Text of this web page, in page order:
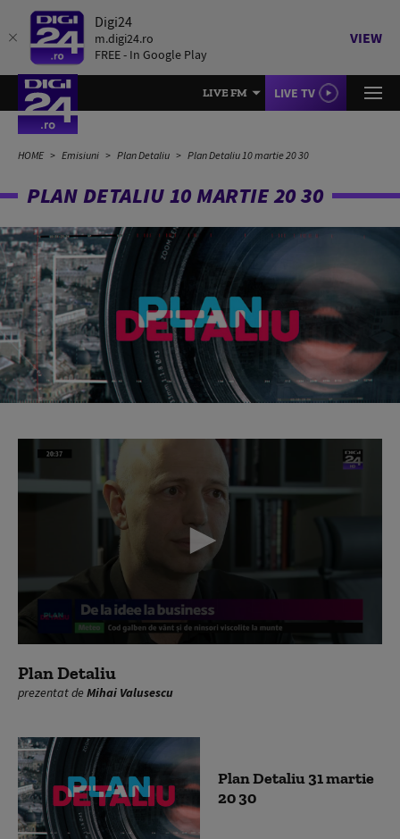
Digi24
m.digi24.ro
FREE - In Google Play
VIEW
LIVE FM LIVE TV
HOME Emisiuni Plan Detaliu Plan Detaliu 10 martie 20 30
PLAN DETALIU 10 MARTIE 20 30
seconds
of
0
Plan Detaliu
prezentat deMihai Valusescu
Plan Detaliu 31 martie
20 30